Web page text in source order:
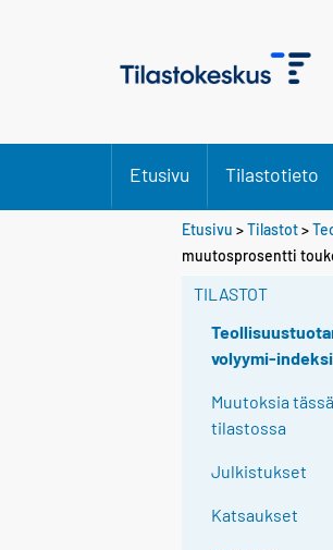
Etusivu Tilastotieto
Etusivu >Tilastot>
muutosprosentti
TILASTOT
volyymi-indeksi
Muutoksia tässä
tilastossa
Julkistukset
Katsaukset